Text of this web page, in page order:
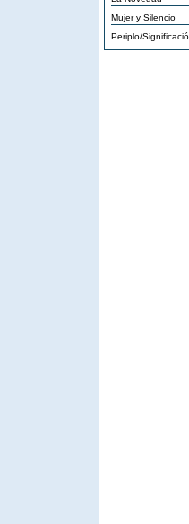
Mujer y Silencio
Periplo/